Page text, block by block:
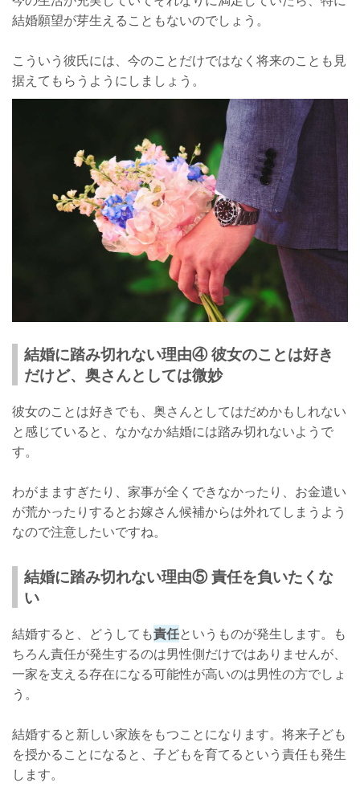
結婚願望が芽生えることもないのでしょう。
こういう彼氏には、今のことだけではなく将来のことも見
据えてもらうようにしましょう。
結婚に踏み切れない理由④ 彼女のことは好き
だけど、奥さんとしては微妙
彼女のことは好きでも、奥さんとしてはだめかもしれない
と感じていると、なかなか結婚には踏み切れないようで
す。
わがまますぎたり、家事が全くできなかったり、お金遣い
が荒かったりするとお嫁さん候補からは外れてしまうよう
なので注意したいですね。
結婚に踏み切れない理由⑤ 責任を負いたくな
い
結婚すると、どうしても責任というものが発生します。も
ちろん責任が発生するのは男性側だけではありませんが、
一家を支える存在になる可能性が高いのは男性の方でしょ
う。
結婚すると新しい家族をもつことになります。将来子ども
を授かることになると、子どもを育てるという責任も発生
します。